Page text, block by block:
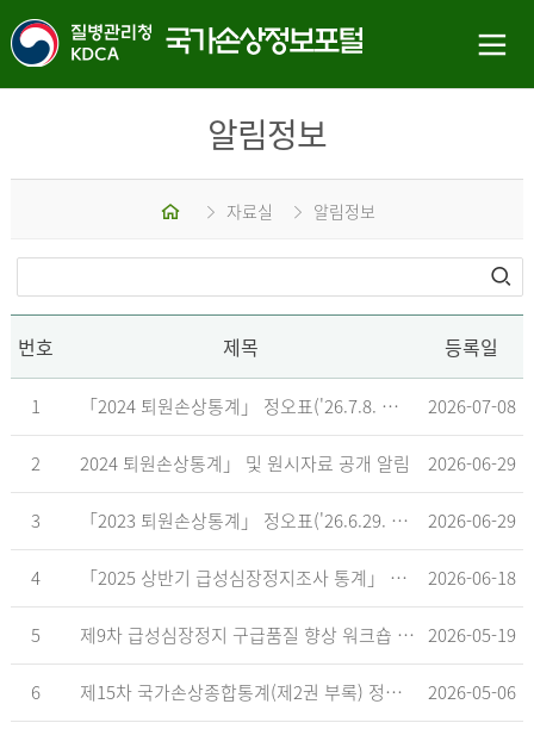
알림정보
홈 자료실 알림정보
번호 제목 등록일
1 「2024 퇴원손상통계」 정오표('26.7.8. 기준) 2026-07-08
2 2024 퇴원손상통계」 및 원시자료 공개 알림 2026-06-29
3 「2023 퇴원손상통계」 정오표('26.6.29. 기준) 2026-06-29
4 「2025 상반기 급성심장정지조사 통계」 공표 2026-06-18
5 제9차 급성심장정지 구급품질 향상 워크숍 개최 안내 2026-05-19
6 제15차 국가손상종합통계(제2권 부록) 정오표('26.5.18. 기준) 2026-05-06